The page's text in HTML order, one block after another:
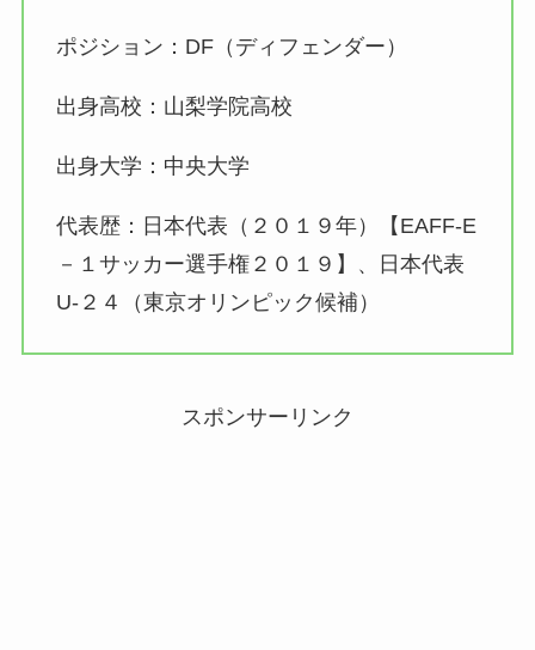
ポジション：DF（ディフェンダー）
出身高校：山梨学院高校
出身大学：中央大学
代表歴：日本代表（２０１９年）【EAFF-E
－１サッカー選手権２０１９】、日本代表
U-２４（東京オリンピック候補）
スポンサーリンク